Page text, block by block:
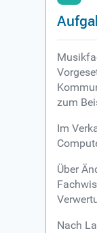
zum
Im
Über
Nach